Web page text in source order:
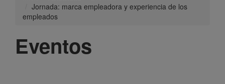
Jornada: marca empleadora y experiencia de los
empleados
Eventos